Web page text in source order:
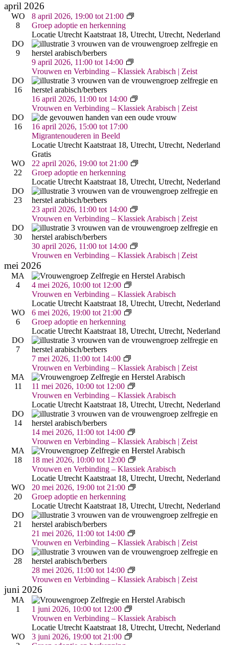
april 2026
WO
8
Groep adoptie en herkenning
8 april 2026, 19:00 tot 21:00
Groep
en
herkenning
Locatie Utrecht Kaatstraat 18, Utrecht, Utrecht, Nederland
DO
9
Vrouwen en Verbinding – Klassiek Arabisch | Zeist
9 april 2026, 11:00 tot 14:00
Vrouwen
&
Verbinding
Arabisch
|
Zeist
DO
16
Vrouwen en Verbinding – Klassiek Arabisch | Zeist
16 april 2026, 11:00 tot 14:00
Vrouwen
&
Verbinding
|
DO
16
Migrantenouderen in Beeld
16 april 2026, 15:00 tot 17:00
Locatie Utrecht Kaatstraat 18, Utrecht, Utrecht, Nederland
Gratis
WO
22
Groep adoptie en herkenning
22 april 2026, 19:00 tot 21:00
Groep
en
herkenning
Locatie Utrecht Kaatstraat 18, Utrecht, Utrecht, Nederland
DO
23
Vrouwen en Verbinding – Klassiek Arabisch | Zeist
23 april 2026, 11:00 tot 14:00
Vrouwen
&
Verbinding
Arabisch
|
DO
30
Vrouwen en Verbinding – Klassiek Arabisch | Zeist
30 april 2026, 11:00 tot 14:00
Vrouwen
&
–
|
Zeist
mei 2026
MA
4
Vrouwen en Verbinding – Klassiek Arabisch
4 mei 2026, 10:00 tot 12:00
Vrouwen
&
Verbinding
–
(Utrecht,
Kaatstraat)
Locatie Utrecht Kaatstraat 18, Utrecht, Utrecht, Nederland
WO
6
Groep adoptie en herkenning
6 mei 2026, 19:00 tot 21:00
Groep
en
herkenning
Locatie Utrecht Kaatstraat 18, Utrecht, Utrecht, Nederland
DO
7
Vrouwen en Verbinding – Klassiek Arabisch | Zeist
7 mei 2026, 11:00 tot 14:00
Vrouwen
&
Verbinding
–
Arabisch
|
Zeist
MA
11
Vrouwen en Verbinding – Klassiek Arabisch
11 mei 2026, 10:00 tot 12:00
Vrouwen
&
Verbinding
–
(Utrecht,
Kaatstraat)
Locatie Utrecht Kaatstraat 18, Utrecht, Utrecht, Nederland
DO
14
Vrouwen en Verbinding – Klassiek Arabisch | Zeist
14 mei 2026, 11:00 tot 14:00
Vrouwen
&
Verbinding
–
Arabisch
|
Zeist
MA
18
Vrouwen en Verbinding – Klassiek Arabisch
18 mei 2026, 10:00 tot 12:00
Vrouwen
&
Verbinding
–
(Utrecht,
Kaatstraat)
Locatie Utrecht Kaatstraat 18, Utrecht, Utrecht, Nederland
WO
20
Groep adoptie en herkenning
20 mei 2026, 19:00 tot 21:00
Groep
en
herkenning
Locatie Utrecht Kaatstraat 18, Utrecht, Utrecht, Nederland
DO
21
Vrouwen en Verbinding – Klassiek Arabisch | Zeist
21 mei 2026, 11:00 tot 14:00
Vrouwen
&
Verbinding
Arabisch
|
DO
28
Vrouwen en Verbinding – Klassiek Arabisch | Zeist
28 mei 2026, 11:00 tot 14:00
Vrouwen
&
–
|
Zeist
juni 2026
MA
1
Vrouwen en Verbinding – Klassiek Arabisch
1 juni 2026, 10:00 tot 12:00
Vrouwen
&
Verbinding
–
Locatie Utrecht Kaatstraat 18, Utrecht, Utrecht, Nederland
WO
3 juni 2026, 19:00 tot 21:00
Groep